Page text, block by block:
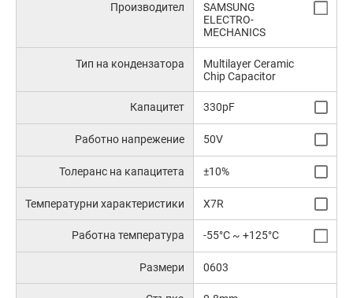
Производител
SAMSUNG
ELECTRO-
MECHANICS
Тип на кондензатора
Multilayer Ceramic
Chip Capacitor
Капацитет 330pF
Работно напрежение 50V
Толеранс на капацитета ±10%
Температурни характеристики X7R
Работна температура -55°C ~ +125°C
Размери 0603